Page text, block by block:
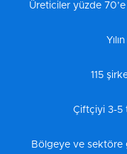
Üreticiler yüzde
115
Çiftçiyi 3-5
Bölgeye ve sektöre